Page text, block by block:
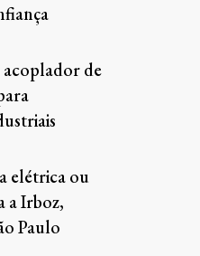
de
elétrica ou
a Irboz,
Paulo